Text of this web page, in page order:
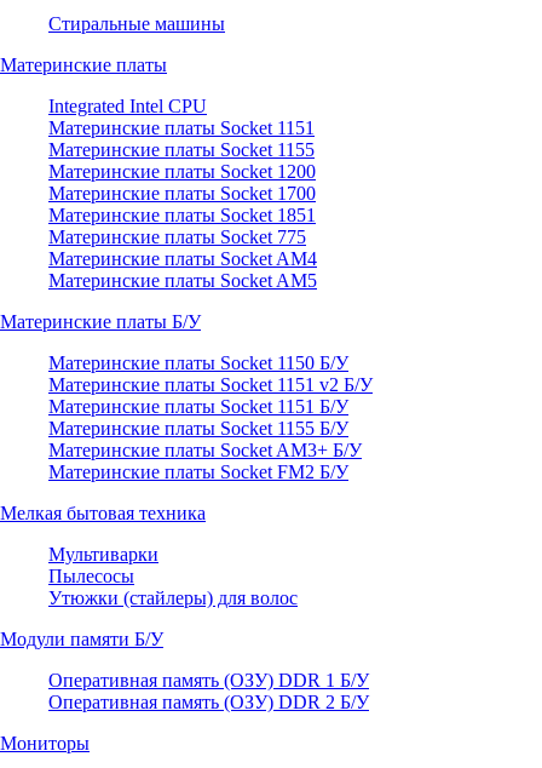
Стиральные машины
Материнские платы
Integrated Intel CPU
Материнские платы Socket 1151
Материнские платы Socket 1155
Материнские платы Socket 1200
Материнские платы Socket 1700
Материнские платы Socket 1851
Материнские платы Socket 775
Материнские платы Socket AM4
Материнские платы Socket AM5
Материнские платы Б/У
Материнские платы Socket 1150 Б/У
Материнские платы Socket 1151 v2 Б/У
Материнские платы Socket 1151 Б/У
Материнские платы Socket 1155 Б/У
Материнские платы Socket AM3+ Б/У
Материнские платы Socket FM2 Б/У
Мелкая бытовая техника
Мультиварки
Пылесосы
Утюжки (стайлеры) для волос
Модули памяти Б/У
Оперативная память (ОЗУ) DDR 1 Б/У
Оперативная память (ОЗУ) DDR 2 Б/У
Мониторы